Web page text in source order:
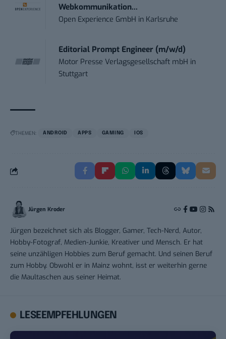
Webkommunikation...
Open Experience GmbH in Karlsruhe
Editorial Prompt Engineer (m/w/d)
Motor Presse Verlagsgesellschaft mbH in
Stuttgart
THEMEN: ANDROID APPS GAMING IOS
Jürgen Kroder
Jürgen bezeichnet sich als Blogger, Gamer, Tech-Nerd, Autor,
Hobby-Fotograf, Medien-Junkie, Kreativer und Mensch. Er hat
seine unzähligen Hobbies zum Beruf gemacht. Und seinen Beruf
zum Hobby. Obwohl er in Mainz wohnt, isst er weiterhin gerne
die Maultaschen aus seiner Heimat.
LESEEMPFEHLUNGEN